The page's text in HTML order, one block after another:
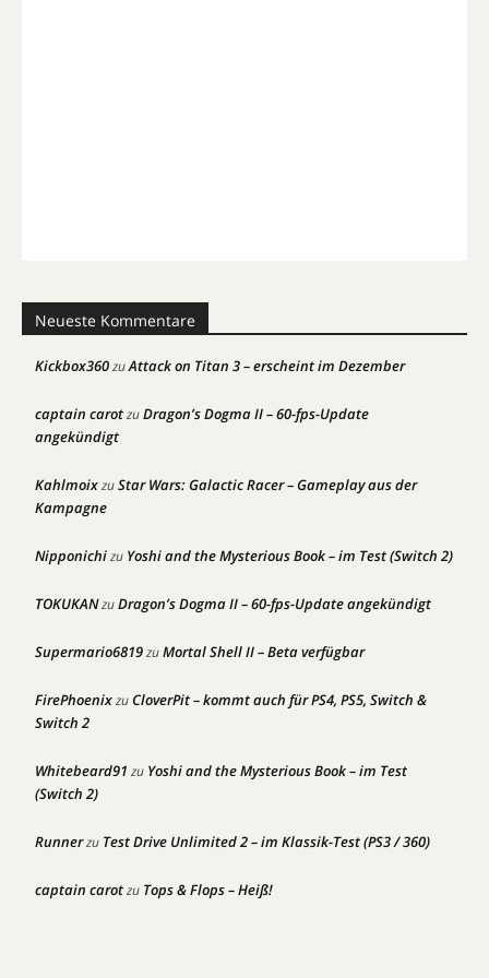
Neueste Kommentare
Kickbox360zuAttack on Titan 3 – erscheint im Dezember
captain carotzuDragon’s Dogma II – 60-fps-Update
angekündigt
KahlmoixzuStar Wars: Galactic Racer – Gameplay aus der
Kampagne
Nipponichizu Yoshi and the Mysterious Book – im Test (Switch 2)
TOKUKANzuDragon’s Dogma II – 60-fps-Update angekündigt
Supermario6819zuMortal Shell II – Beta verfügbar
FirePhoenixzuCloverPit – kommt auch für PS4, PS5, Switch &
Switch 2
Whitebeard91 zu Yoshi and the Mysterious Book – im Test
(Switch 2)
Runnerzu Test Drive Unlimited 2 – im Klassik-Test (PS3 / 360)
captain carotzu Tops & Flops – Heiß!